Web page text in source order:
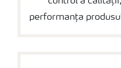
performanța